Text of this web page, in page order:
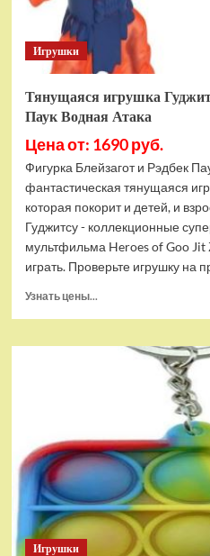
Игрушки
Тянущаяся игрушка
Паук Водная Атака
Цена от: 1690 руб.
Фигурка Блейзагот и Рэдбек
фантастическая тянущаяся
которая покорит и детей, и
Гуджитсу - коллекционные
мультфильма Heroes of Goo Jit
играть. Проверьте игрушку на
Узнать цены...
Тянущаяся
Паук
Водная
Игрушки